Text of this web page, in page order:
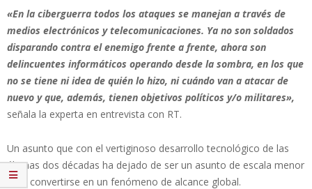
«En la ciberguerra todos los ataques se manejan a través de
medios electrónicos y telecomunicaciones. Ya no son soldados
disparando contra el enemigo frente a frente, ahora son
delincuentes informáticos operando desde la sombra, en los que
no se tiene ni idea de quién lo hizo, ni cuándo van a atacar de
nuevo y que, además, tienen objetivos políticos y/o militares»,
señala la experta en entrevista con RT.
Un asunto que con el vertiginoso desarrollo tecnológico de las
últimas dos décadas ha dejado de ser un asunto de escala menor
para convertirse en un fenómeno de alcance global.